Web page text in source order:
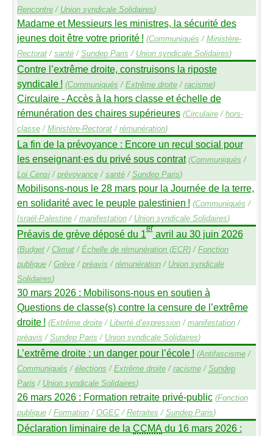
Rencontre/ Union syndicale Solidaires)
Madame et Messieurs les ministres, la sécurité des
jeunes doit être votre priorité ! (Communiqués / Ministère-
Rectorat/ santé/ SundepParis / Union syndicale Solidaires)
Contre l’extrême droite, construisons la riposte
syndicale ! (Communiqués / Extrême droite/ racisme)
Circulaire - Accès à la hors classe et échelle de
rémunération des chaires supérieures (Circulaire/ hors-
classe/ Ministère-Rectorat/ rémunération)
La fin de la prévoyance : Encore un recul social pour
les enseignant·es du privé sous contrat (Communiqués /
Loi Censi/ prévoyance/ santé/ SundepParis)
Mobilisons-nous le 28 mars pour la Journée de la terre,
en solidarité avec le peuple palestinien ! (Communiqués /
Israël-Palestine/ manifestation/ Union syndicale Solidaires)
Préavis de grève déposé du 1eravril au 30 juin 2026
(Budget/ Climat/ Échelle de rémunération (ECR)/ Fonction
publique/ Grève/ préavis / rémunération/ Union syndicale
Solidaires)
30 mars 2026 : Mobilisons-nous en soutien à
Questions de classe(s) contre la censure de l’extrême
droite ! (Extrême droite/ Liberté d’expression/ manifestation/
préavis / SundepParis / Union syndicale Solidaires)
L’extrême droite : un danger pour l’école ! (Antifascisme/
Communiqués / élections / Extrême droite/ racisme/ Sundep
Paris / Union syndicale Solidaires)
26 mars 2026 : Formation retraite privé-public (Fonction
publique/ Formation/ OGEC/ Retraites / SundepParis)
Déclaration liminaire de la CCMA du 16 mars 2026 :